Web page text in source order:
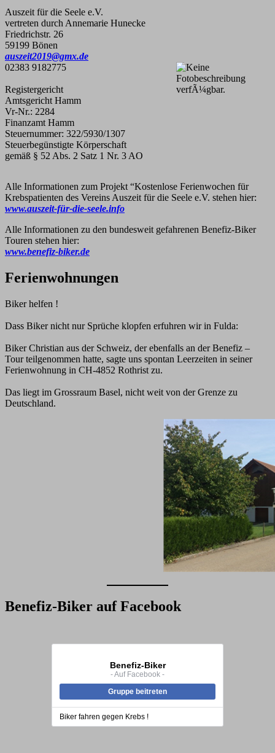
Auszeit für die Seele e.V.
vertreten durch Annemarie Hunecke
Friedrichstr. 26
59199 Bönen
auszeit2019@gmx.de
02383 9182775
Registergericht
Amtsgericht Hamm
Vr-Nr.: 2284
Finanzamt Hamm
Steuernummer: 322/5930/1307
Steuerbegünstigte Körperschaft
gemäß § 52 Abs. 2 Satz 1 Nr. 3 AO
Alle Informationen zum Projekt “Kostenlose Ferienwochen für
Krebspatienten des Vereins Auszeit für die Seele e.V. stehen hier:
www.auszeit-für-die-seele.info
Alle Informationen zu den bundesweit gefahrenen Benefiz-Biker
Touren stehen hier:
www.benefiz-biker.de
Ferienwohnungen
Biker helfen !
Dass Biker nicht nur Sprüche klopfen erfuhren wir in Fulda:
Biker Christian aus der Schweiz, der ebenfalls an der Benefiz –
Tour teilgenommen hatte, sagte uns spontan Leerzeiten in seiner
Ferienwohnung in CH-4852 Rothrist zu.
Das liegt im Grossraum Basel, nicht weit von der Grenze zu
Deutschland.
Benefiz-Biker auf Facebook
Benefiz-Biker
- Auf Facebook -
Gruppe beitreten
Biker fahren gegen Krebs !